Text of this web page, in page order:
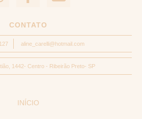
CONTATO
aline_carelli@hotmail.com
1442- Centro - Ribeirão Preto- SP
INÍCIO